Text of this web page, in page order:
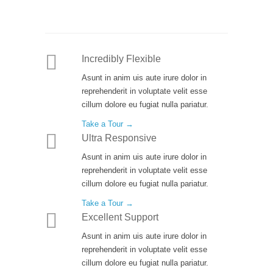
Incredibly Flexible
Asunt in anim uis aute irure dolor in
reprehenderit in voluptate velit esse
cillum dolore eu fugiat nulla pariatur.
Take a Tour →
Ultra Responsive
Asunt in anim uis aute irure dolor in
reprehenderit in voluptate velit esse
cillum dolore eu fugiat nulla pariatur.
Take a Tour →
Excellent Support
Asunt in anim uis aute irure dolor in
reprehenderit in voluptate velit esse
cillum dolore eu fugiat nulla pariatur.